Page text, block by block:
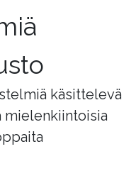
käsittelevä
mielenkiintoisia